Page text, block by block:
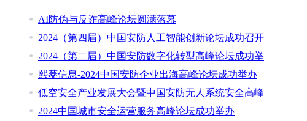
AI防伪与反诈高峰论坛圆满落幕
2024（第四届）中国安防人工智能创新论坛成功召开
2024（第二届）中国安防数字化转型高峰论坛成功举
熙菱信息-2024中国安防企业出海高峰论坛成功举办
低空安全产业发展大会暨中国安防无人系统安全高峰
2024中国城市安全运营服务高峰论坛成功举办